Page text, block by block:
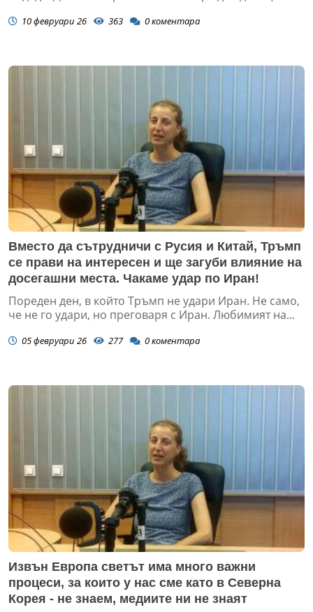
10 февруари 26 363 0коментара
Вместо да сътрудничи с Русия и Китай, Тръмп
се прави на интересен и ще загуби влияние на
досегашни места. Чакаме удар по Иран!
Пореден ден, в който Тръмп не удари Иран. Не само,
че не го удари, но преговаря с Иран. Любимият на...
05 февруари 26 277 0коментара
Извън Европа светът има много важни
процеси, за които у нас сме като в Северна
Корея - не знаем, медиите ни не знаят